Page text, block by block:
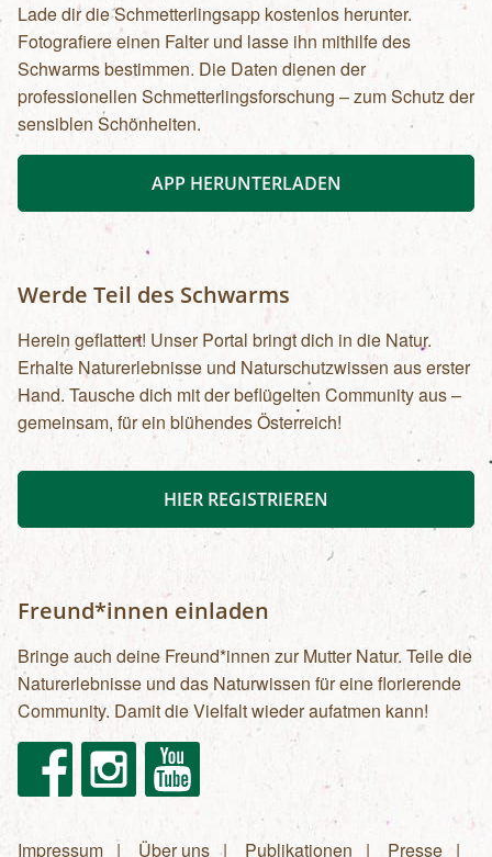
Lade dir die Schmetterlingsapp kostenlos herunter.
Fotografiere einen Falter und lasse ihn mithilfe des
Schwarms bestimmen. Die Daten dienen der
professionellen Schmetterlingsforschung – zum Schutz der
sensiblen Schönheiten.
APP HERUNTERLADEN
Werde Teil des Schwarms
Herein geflattert! Unser Portal bringt dich in die Natur.
Erhalte Naturerlebnisse und Naturschutzwissen aus erster
Hand. Tausche dich mit der beflügelten Community aus –
gemeinsam, für ein blühendes Österreich!
HIER REGISTRIEREN
Freund*innen einladen
Bringe auch deine Freund*innen zur Mutter Natur. Teile die
Naturerlebnisse und das Naturwissen für eine florierende
Community. Damit die Vielfalt wieder aufatmen kann!
FacebookInstagram Youtube
Impressum Über uns Publikationen
Presse